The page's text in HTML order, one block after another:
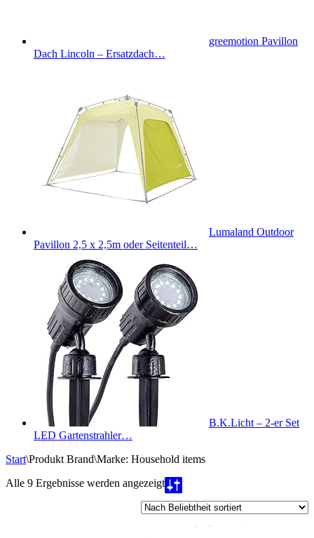
greemotion Pavillon
Dach Lincoln – Ersatzdach…
Lumaland Outdoor
Pavillon 2,5 x 2,5m oder Seitenteil…
B.K.Licht – 2-er Set
LED Gartenstrahler…
Start\Produkt Brand\Marke: Household items
Alle 9 Ergebnisse werden angezeigtNach
Beliebtheit
sortiert